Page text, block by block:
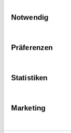
Notwendig
Präferenzen
Statistiken
Marketing